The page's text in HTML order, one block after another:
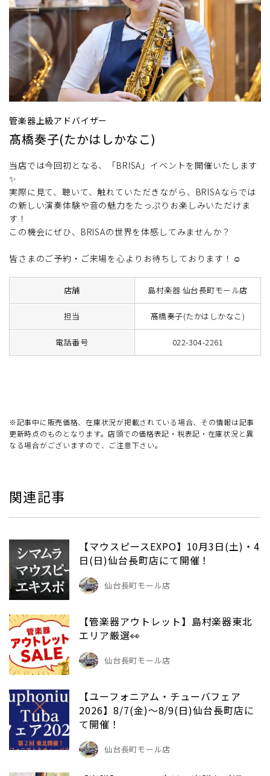
管楽器上級アドバイザー
髙橋奏子(たかはしかなこ)
当店では今回初となる、「BRISA」イベントを開催いたします
✨
実際に見て、聴いて、触れていただきながら、BRISAならでは
の新しい演奏体験や音の魅力をたっぷりお楽しみいただけま
す！
この機会にぜひ、BRISAの世界を体感してみませんか？
皆さまのご予約・ご来場を心よりお待ちしております！☺
店舗 島村楽器 仙台長町モール店
担当 髙橋奏子(たかはしかなこ)
電話番号 022-304-2261
※記事中に販売価格、在庫状況が掲載されている場合、その情報は記事
更新時点のものとなります。店頭での価格表記・税表記・在庫状況と異
なる場合がございますので、ご注意下さい。
関連記事
【マウスピースEXPO】10月3日(土)・4
日(日)仙台長町店にて開催！
仙台長町モール店
【管楽器アウトレット】島村楽器東北
エリア厳選👀
仙台長町モール店
【ユーフォニアム・チューバフェア
2026】8/7(金)～8/9(日)仙台長町店に
て開催！
仙台長町モール店